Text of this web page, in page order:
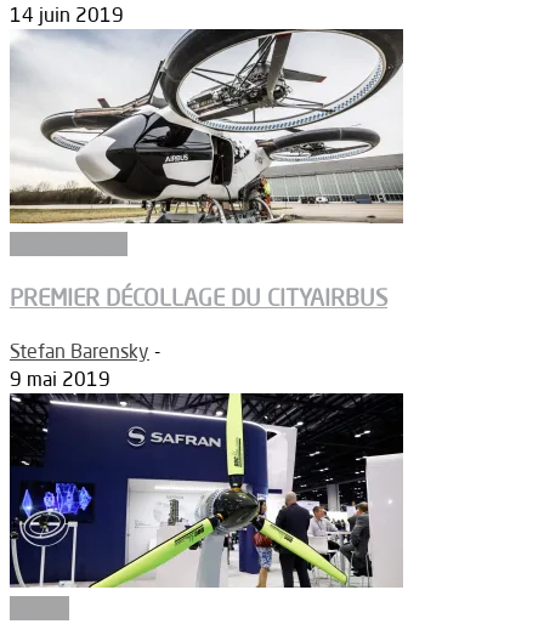
14 juin 2019
PREMIER DÉCOLLAGE DU CITYAIRBUS
Stefan Barensky -
9 mai 2019